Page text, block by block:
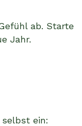
ab. Starte
Jahr.
ein: